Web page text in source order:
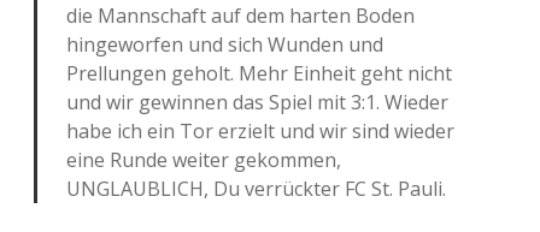
die Mannschaft auf dem harten Boden
hingeworfen und sich Wunden und
Prellungen geholt. Mehr Einheit geht nicht
und wir gewinnen das Spiel mit 3:1. Wieder
habe ich ein Tor erzielt und wir sind wieder
eine Runde weiter gekommen,
UNGLAUBLICH, Du verrückter FC St. Pauli.